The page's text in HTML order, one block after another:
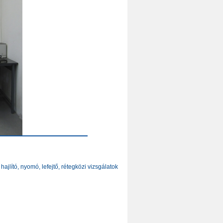
nyomó, lefejtő, rétegközi vizsgálatok